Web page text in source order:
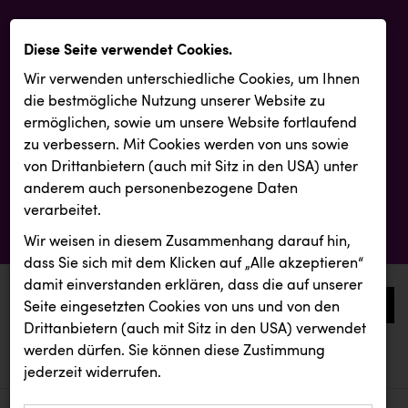
0
aktuelle aussendungen
aktuelle aussendungen
Diese Seite verwendet Cookies.
Wir verwenden unterschiedliche Cookies, um Ihnen
die best­mögliche Nutzung unserer Website zu
ermöglichen, sowie um unsere Website fortlaufend
zu verbessern. Mit Cookies werden von uns sowie
von Drittanbietern (auch mit Sitz in den USA) unter
anderem auch personenbezogene Daten
verarbeitet.
Wir weisen in diesem Zusammenhang darauf hin,
dass Sie sich mit dem Klicken auf „Alle akzeptieren“
damit ein­ver­standen erklären, dass die auf unserer
Seite eingesetzten Cookies von uns und von den
Drittanbietern (auch mit Sitz in den USA) verwendet
werden dürfen. Sie können diese Zustimmung
jederzeit widerrufen.